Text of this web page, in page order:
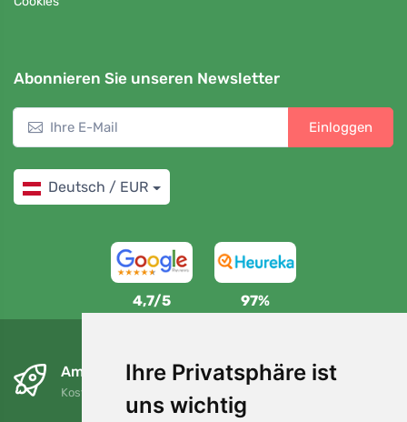
Ihre Privatsphäre ist
uns wichtig
Abonnieren Sie unseren Newsletter
Einloggen
Deutsch / EUR
4,7/5 97%
Am nächsten Tag und kostenlos
Kostenloser Versand für Bestellungen über 80 EUR